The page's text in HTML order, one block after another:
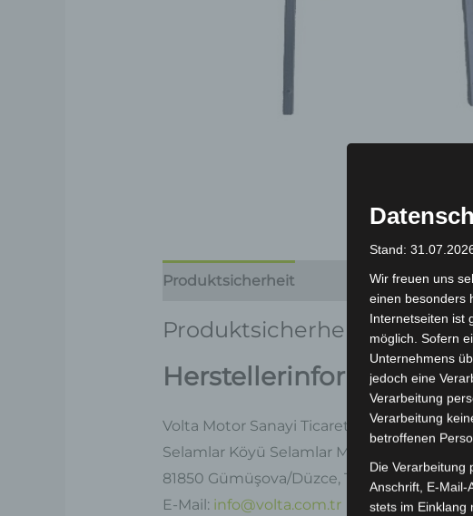
Produktsicherheit Rezensionen (0)
Produktsicherheit
Herstellerinformationen
Volta Motor Sanayi Ticaret A.Ş
Selamlar Köyü Selamlar Mevkii, OSB 1.
81850 Gümüşova/Düzce, Türkei
E-Mail: info@volta.com.tr
Stand:
Wir freuen uns
einen besonders
Internetseiten ist
möglich. Sofern
Unternehmens
jedoch eine
Verarbeitung
Verarbeitung
betroffenen
Die Verarbeitung
Anschrift, E-Mail-
stets im Einklang